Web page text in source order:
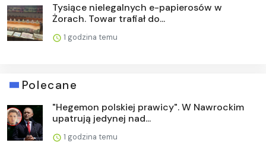
Tysiące nielegalnych e-papierosów w
Żorach. Towar trafiał do...
1 godzina temu
Polecane
"Hegemon polskiej prawicy". W Nawrockim
upatrują jedynej nad...
1 godzina temu